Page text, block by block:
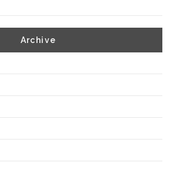
Archive​